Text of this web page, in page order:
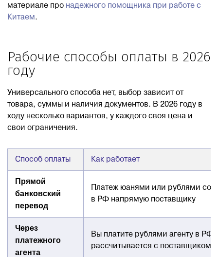
материале про надежного помощника при работе с
Китаем .
Рабочие способы оплаты в 2026
году
Универсального способа нет, выбор зависит от
товара, суммы и наличия документов. В 2026 году в
ходу несколько вариантов, у каждого своя цена и
свои ограничения.
Способ оплаты Как работает
Прямой
банковский
перевод
Платеж юанями или рублями со
в РФ напрямую поставщику
Через
платежного
агента
Вы платите рублями агенту в РФ,
рассчитывается с поставщиком